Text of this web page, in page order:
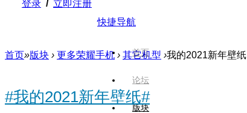
登录 / 立即注册
快捷导航
首页
论坛
版块
首页»版块 › 更多荣耀手机 › 其它机型 ›我的2021新年壁纸
#我的2021新年壁纸#